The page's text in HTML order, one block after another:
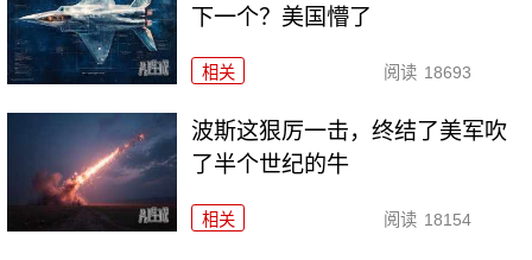
下一个？美国懵了
相关 阅读 18693
波斯这狠厉一击，终结了美军吹
了半个世纪的牛
相关 阅读 18154